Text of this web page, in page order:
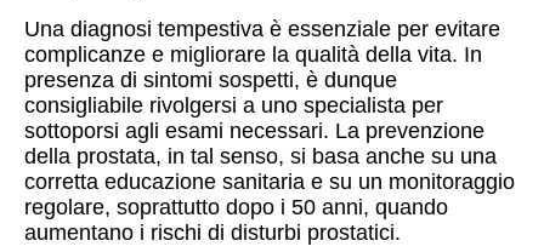
Una diagnosi tempestiva è essenziale per evitare
complicanze e migliorare la qualità della vita. In
presenza di sintomi sospetti, è dunque
consigliabile rivolgersi a uno specialista per
sottoporsi agli esami necessari. La prevenzione
della prostata, in tal senso, si basa anche su una
corretta educazione sanitaria e su un monitoraggio
regolare, soprattutto dopo i 50 anni, quando
aumentano i rischi di disturbi prostatici.